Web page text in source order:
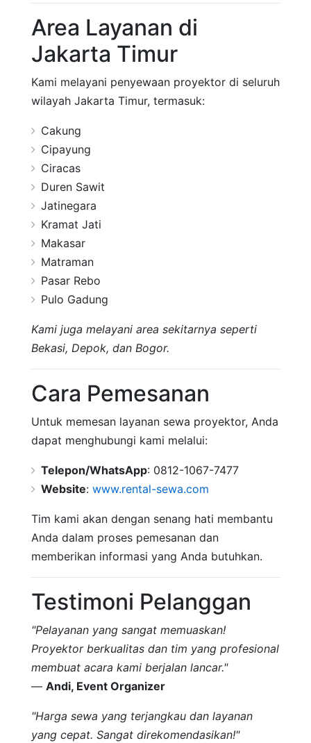
Area Layanan di
Jakarta Timur
Kami melayani penyewaan proyektor di seluruh
wilayah Jakarta Timur, termasuk:
Cakung
Cipayung
Ciracas
Duren Sawit
Jatinegara
Kramat Jati
Makasar
Matraman
Pasar Rebo
Pulo Gadung
Kami juga melayani area sekitarnya seperti
Bekasi, Depok, dan Bogor.
Cara Pemesanan
Untuk memesan layanan sewa proyektor, Anda
dapat menghubungi kami melalui:
Telepon/WhatsApp: 0812-1067-7477
Website: www.rental-sewa.com
Tim kami akan dengan senang hati membantu
Anda dalam proses pemesanan dan
memberikan informasi yang Anda butuhkan.
Testimoni Pelanggan
"Pelayanan yang sangat memuaskan!
Proyektor berkualitas dan tim yang profesional
membuat acara kami berjalan lancar."
— Andi, Event Organizer
"Harga sewa yang terjangkau dan layanan
yang cepat. Sangat direkomendasikan!"